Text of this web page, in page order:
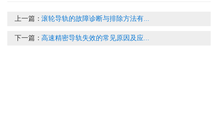
上一篇：滚轮导轨的故障诊断与排除方法有...
下一篇：高速精密导轨失效的常见原因及应...